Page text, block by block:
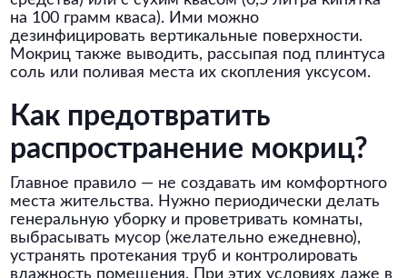
на 100 грамм кваса). Ими можно
дезинфицировать вертикальные поверхности.
Мокриц также выводить, рассыпая под плинтуса
соль или поливая места их скопления уксусом.
Как предотвратить
распространение мокриц?
Главное правило — не создавать им комфортного
места жительства. Нужно периодически делать
генеральную уборку и проветривать комнаты,
выбрасывать мусор (желательно ежедневно),
устранять протекания труб и контролировать
влажность помещения. При этих условиях даже в